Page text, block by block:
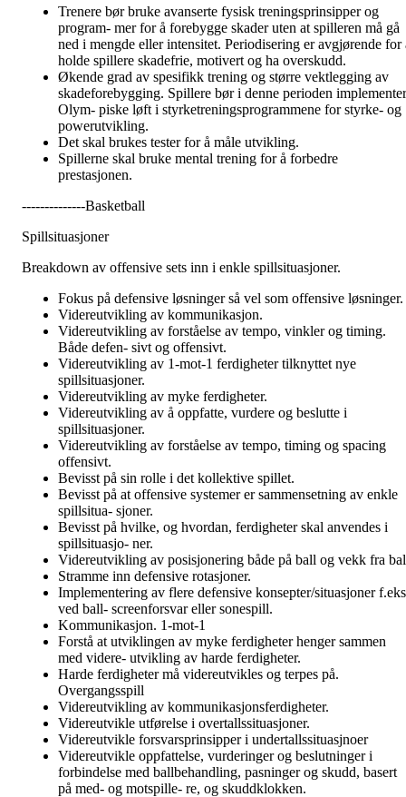
Trenere bør bruke avanserte fysisk treningsprinsipper og
program- mer for å forebygge skader uten at spilleren må gå
ned i mengde eller intensitet. Periodisering er avgjørende for
holde spillere skadefrie, motivert og ha overskudd.
Økende grad av spesifikk trening og større vektlegging av
skadeforebygging. Spillere bør i denne perioden
Olym- piske løft i styrketreningsprogrammene for styrke- og
powerutvikling.
Det skal brukes tester for å måle utvikling.
Spillerne skal bruke mental trening for å forbedre
prestasjonen.
--------------Basketball
Spillsituasjoner
Breakdown av offensive sets inn i enkle spillsituasjoner.
Fokus på defensive løsninger så vel som offensive løsninger.
Videreutvikling av kommunikasjon.
Videreutvikling av forståelse av tempo, vinkler og timing.
Både defen- sivt og offensivt.
Videreutvikling av 1-mot-1 ferdigheter tilknyttet nye
spillsituasjoner.
Videreutvikling av myke ferdigheter.
Videreutvikling av å oppfatte, vurdere og beslutte i
spillsituasjoner.
Videreutvikling av forståelse av tempo, timing og spacing
offensivt.
Bevisst på sin rolle i det kollektive spillet.
Bevisst på at offensive systemer er sammensetning av enkle
spillsitua- sjoner.
Bevisst på hvilke, og hvordan, ferdigheter skal anvendes i
spillsituasjo- ner.
Videreutvikling av posisjonering både på ball og vekk fra
Stramme inn defensive rotasjoner.
Implementering av flere defensive konsepter/situasjoner
ved ball- screenforsvar eller sonespill.
Kommunikasjon. 1-mot-1
Forstå at utviklingen av myke ferdigheter henger sammen
med videre- utvikling av harde ferdigheter.
Harde ferdigheter må videreutvikles og terpes på.
Overgangsspill
Videreutvikling av kommunikasjonsferdigheter.
Videreutvikle utførelse i overtallssituasjoner.
Videreutvikle forsvarsprinsipper i undertallssituasjnoer
Videreutvikle oppfattelse, vurderinger og beslutninger i
forbindelse med ballbehandling, pasninger og skudd, basert
på med- og motspille- re, og skuddklokken.